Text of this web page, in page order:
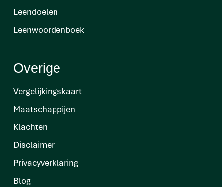
Leendoelen
Leenwoordenboek
Overige
Vergelijkingskaart
Maatschappijen
Klachten
Disclaimer
Privacyverklaring
Blog